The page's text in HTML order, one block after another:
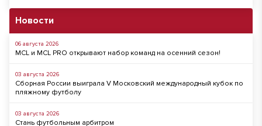
Новости
06 августа 2026
MCL и MCL PRO открывают набор команд на осенний сезон!
03 августа 2026
Сборная России выиграла V Московский международный кубок по
пляжному футболу
03 августа 2026
Стань футбольным арбитром